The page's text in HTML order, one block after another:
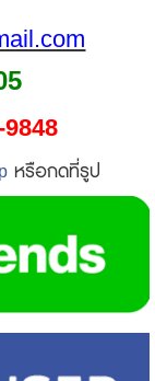
หรือกดที่รูป